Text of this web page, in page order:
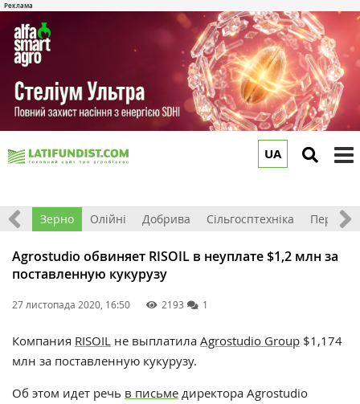
UA
Світ Зерно Олійні Добрива Сільгосптехніка
Agrostudio обвиняет RISOIL в неуплате $1,2 млн за
поставленную кукурузу
27 листопада 2020, 16:50 2193 1
Компания RISOIL не выплатила Agrostudio Group $1,174
млн за поставленную кукурузу.
Об этом идет речь в письме директора Agrostudio